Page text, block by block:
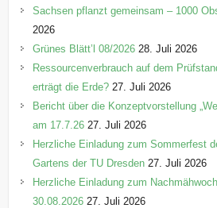
r
e
n
Sachsen pflanzt gemeinsam – 1000
2026
Grünes Blätt’l 08/2026 28. Juli 2026
Ressourcenverbrauch auf dem
erträgt die Erde? 27. Juli 2026
Bericht über die Konzeptvorstellung
am 17.7.26 27. Juli 2026
Herzliche Einladung zum Sommerfest
Gartens der TU Dresden 27. Juli 2026
Herzliche Einladung zum
30.08.2026 27. Juli 2026